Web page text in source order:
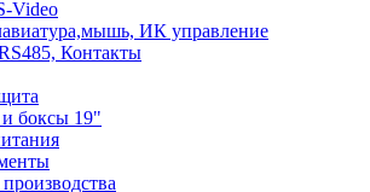
Video
ИК управление
Контакты
боксы 19"